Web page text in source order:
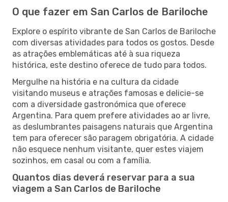
O que fazer em San Carlos de Bariloche
Explore o espírito vibrante de San Carlos de Bariloche
com diversas atividades para todos os gostos. Desde
as atrações emblemáticas até à sua riqueza
histórica, este destino oferece de tudo para todos.
Mergulhe na história e na cultura da cidade
visitando museus e atrações famosas e delicie-se
com a diversidade gastronómica que oferece
Argentina. Para quem prefere atividades ao ar livre,
as deslumbrantes paisagens naturais que Argentina
tem para oferecer são paragem obrigatória. A cidade
não esquece nenhum visitante, quer estes viajem
sozinhos, em casal ou com a família.
Quantos dias deverá reservar para a sua
viagem a San Carlos de Bariloche